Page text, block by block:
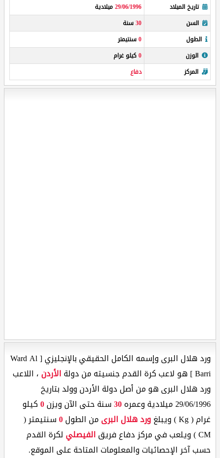
تاريخ الميلاد
29/06/1996ميلادية
السن
30سنة
الطول
0سنتيمتر
الوزن
0كيلو غرام
المركز
دفاع
ورد هلال البرى وإسمه الكامل الحقيقي بالإنجليزي [ Ward Al
Barri ] هو لاعب كرة القدم جنسيته من دولة
الأردن، اللاعب
ورد هلال البرى هو من أصل دولة الأردن وولد بتاريخ
29/06/1996 ميلادية وعمره
30سنة حتى الآن ويزن0كيلو
غرام ( Kg ) ويبلغ
ورد هلال البرىمن الطول0سنتيمتر (
CM ) ويلعب في مركز دفاع فريق
الفيصليلكرة القدم
حسب آخر الإحصائيات والمعلومات المتاحة على الموقع.